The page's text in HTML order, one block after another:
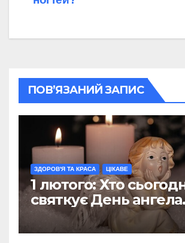
ПОВ’ЯЗАНИЙ ЗАПИС
ЗДОРОВ'Я ТА КРАСА ЦІКАВЕ
1 лютого: Хто
святкує День ангела
(ФОТО)